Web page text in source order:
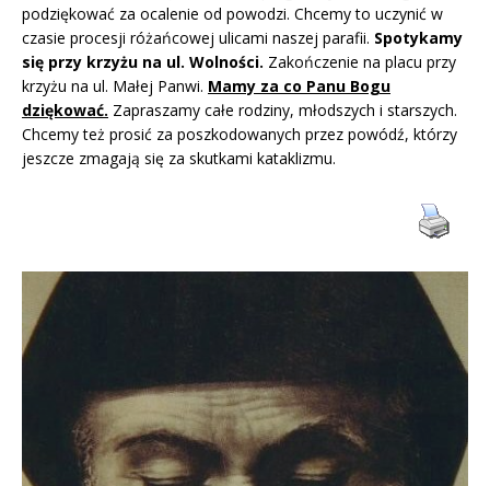
podziękować za ocalenie od powodzi. Chcemy to uczynić w
czasie procesji różańcowej ulicami naszej parafii. Spotykamy
się przy krzyżu na ul. Wolności. Zakończenie na placu przy
krzyżu na ul. Małej Panwi. Mamy za co Panu Bogu
dziękować. Zapraszamy całe rodziny, młodszych i starszych.
Chcemy też prosić za poszkodowanych przez powódź, którzy
jeszcze zmagają się za skutkami kataklizmu.